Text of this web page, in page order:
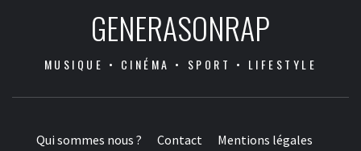
GENERASONRAP
MUSIQUE • CINÉMA • SPORT • LIFESTYLE
Qui sommes nous ? Contact Mentions légales